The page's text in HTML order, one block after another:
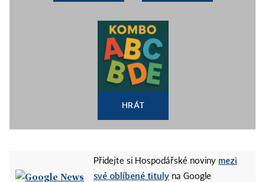
HRÁT
Přidejte si Hospodářské noviny mezi
své oblíbené tituly na Google